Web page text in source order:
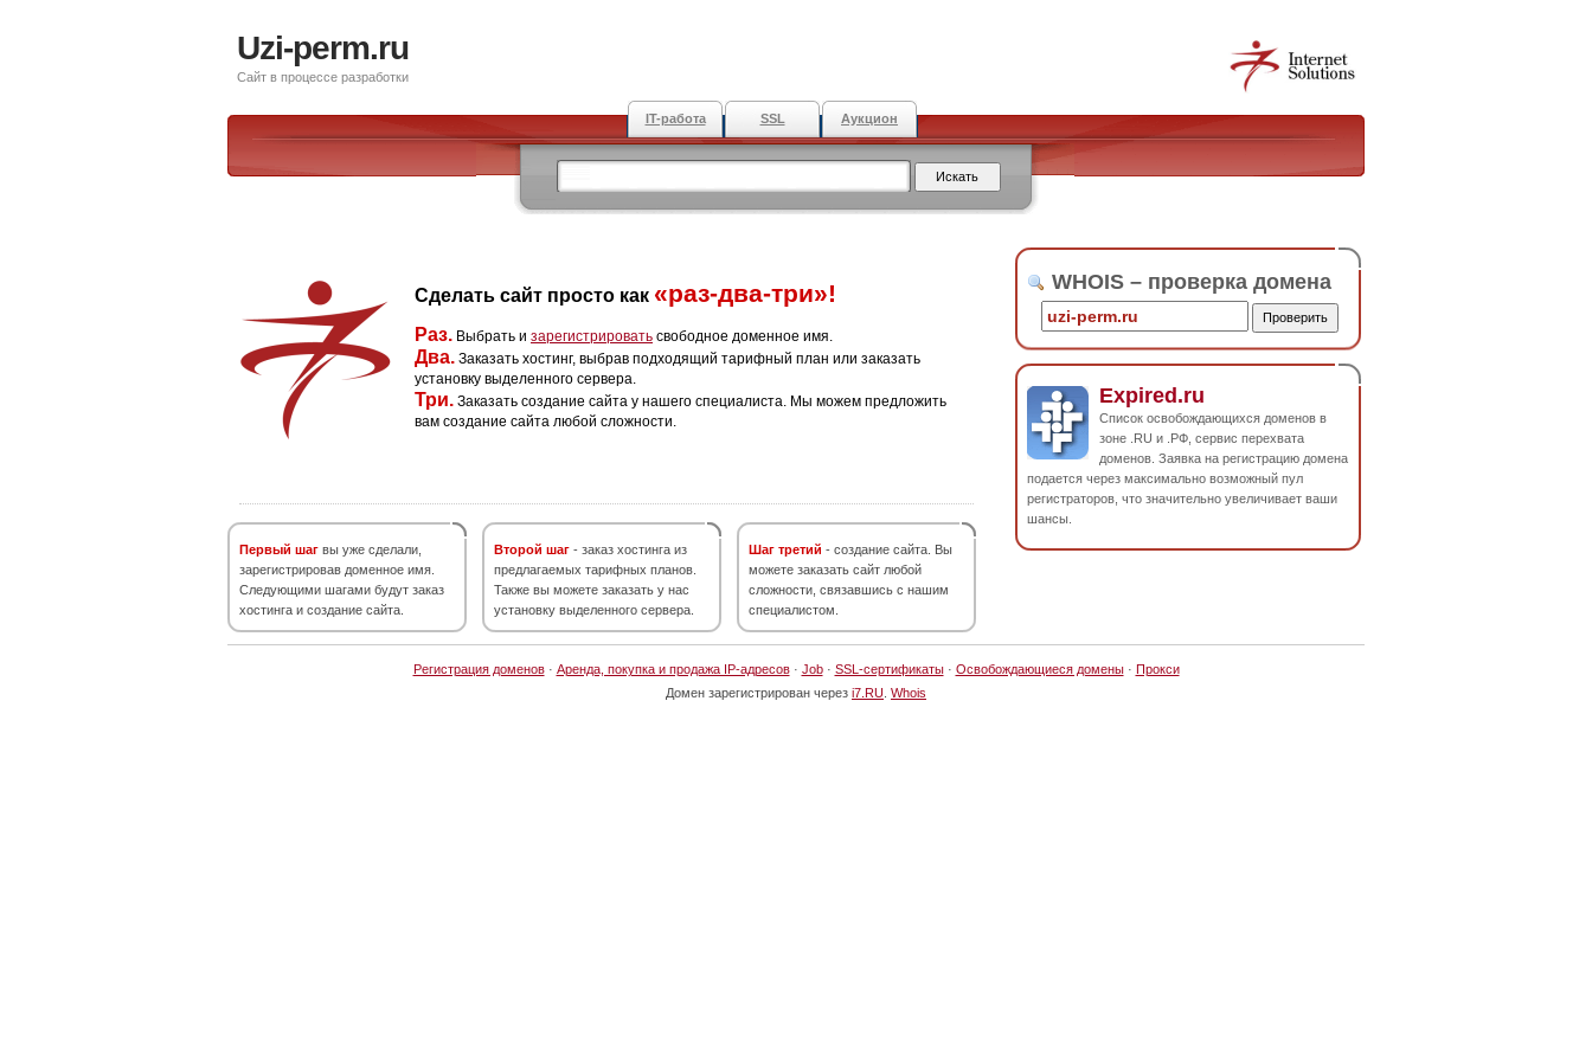
Uzi-perm.ru
Сайт в процессе разработки
IT-работа SSL Аукцион
Сделать сайт просто как «раз-два-три»!
Раз. Выбрать и зарегистрировать свободное доменное имя.
Два. Заказать хостинг, выбрав подходящий тарифный план или заказать
установку выделенного сервера.
Три. Заказать создание сайта у нашего специалиста. Мы можем предложить
вам создание сайта любой сложности.
Первый шаг вы уже сделали,
зарегистрировав доменное имя.
Следующими шагами будут заказ
хостинга и создание сайта.
Второй шаг - заказ хостинга из
предлагаемых тарифных планов.
Также вы можете заказать у нас
установку выделенного сервера.
Шаг третий - создание сайта. Вы
можете заказать сайт любой
сложности, связавшись с нашим
специалистом.
WHOIS – проверка домена
Expired.ru
Список освобождающихся доменов в
зоне .RU и .РФ, сервис перехвата
доменов. Заявка на регистрацию домена
подается через максимально возможный пул
регистраторов, что значительно увеличивает ваши
шансы.
Регистрация доменов· Аренда, покупка и продажа IP-адресов· Job· SSL-сертификаты· Освобождающиеся домены· Прокси
Домен зарегистрирован через i7.RU Whois